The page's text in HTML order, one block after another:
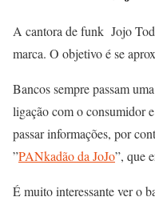
A cantora de funk Jojo
marca. O objetivo é se
Bancos sempre passam
ligação com o consumidor
passar informações, por
”PANkadão da JoJo”, que
É muito interessante ver o